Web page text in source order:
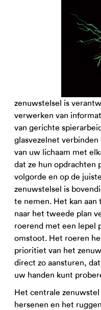
zenuwstelsel is
verwerken van
van gerichte
glasvezelnet
van uw lichaam met
dat ze hun opdrachten
volgorde en op de
zenuwstelsel is
te nemen. Het kan aan
naar het tweede plan
roerend met een lepel
omstoot. Het roeren
prioritiet van het
direct zo aansturen,
uw handen kunt
Het centrale
hersenen en het